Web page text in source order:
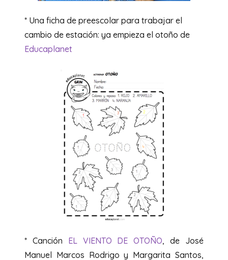
* Una ficha de preescolar para trabajar el
cambio de estación: ya empieza el otoño de
Educaplanet
* Canción EL VIENTO DE OTOÑO, de José
Manuel Marcos Rodrigo y Margarita Santos,